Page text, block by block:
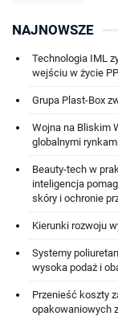
NAJNOWSZE
Technologia IML
wejściu w życie
Grupa Plast-Box
Wojna na Bliskim
globalnymi
Beauty-tech w
inteligencja
skóry i ochronie
Kierunki rozwoju
Systemy
wysoka podaż i
Przenieść koszty
opakowaniowych